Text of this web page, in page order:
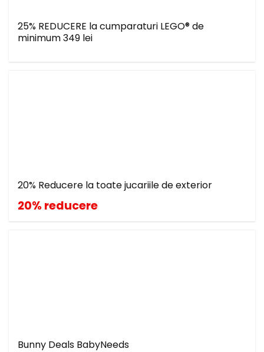
25% REDUCERE la cumparaturi LEGO® de
minimum 349 lei
20% Reducere la toate jucariile de exterior
20% reducere
Bunny Deals BabyNeeds